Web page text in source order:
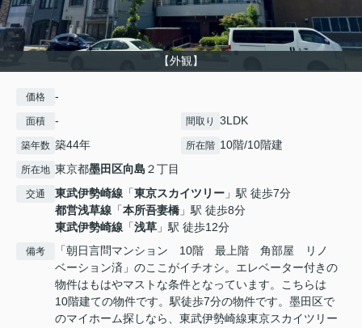
【外観】
価格 -
面積 - 間取り 3LDK
築年数 築44年 所在階 10階/10階建
所在地 東京都墨田区向島 ２丁目
交通 東武伊勢崎線 「東京スカイツリー 」駅 徒歩7分
都営浅草線 「本所吾妻橋 」駅 徒歩8分
東武伊勢崎線 「浅草 」駅 徒歩12分
備考
「朝日言問マンション 10階 最上階 角部屋 リノ
ベーション済」のここがイチオシ。エレベーター付きの
物件はもはやマストな条件となっています。こちらは
10階建ての物件です。駅徒歩7分の物件です。墨田区で
のマイホーム探しなら、東武伊勢崎線東京スカイツリー